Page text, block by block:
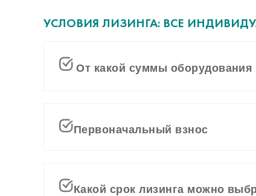
УСЛОВИЯ ЛИЗИНГА: ВСЕ
От какой суммы
Первоначальный взнос
Какой срок лизинга можно